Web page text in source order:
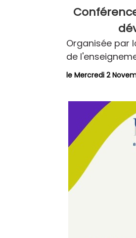
Organisée par
de
le Mercredi 2